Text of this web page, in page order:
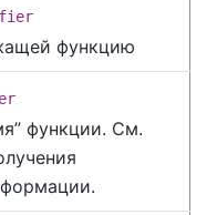
функцию
” функции. См.